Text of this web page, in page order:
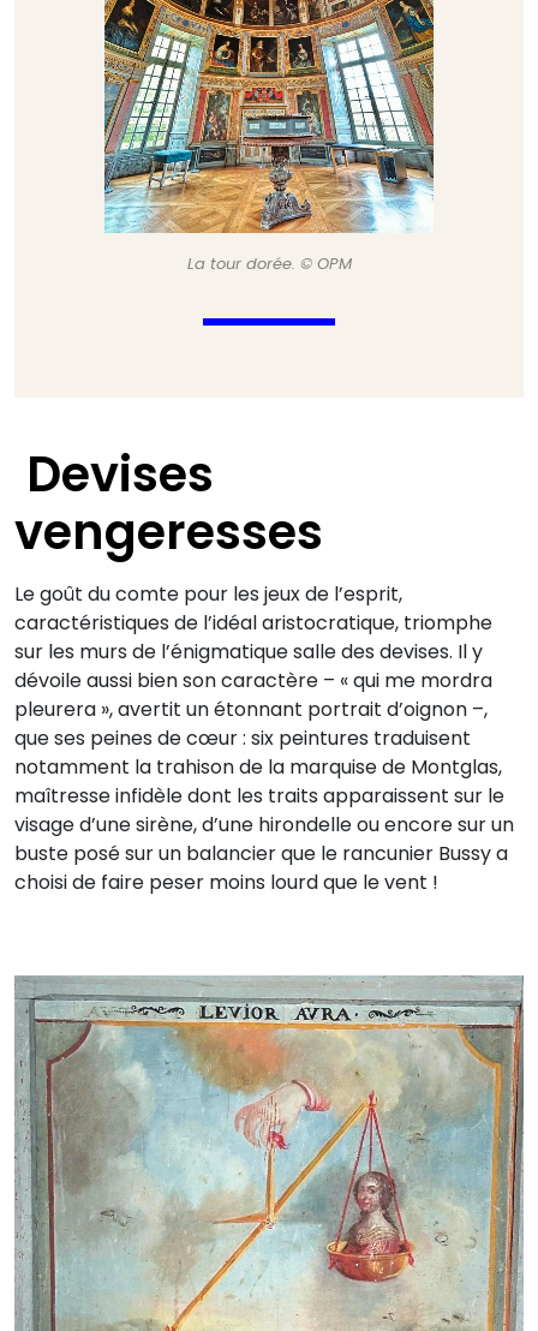
La tour dorée. © OPM
Devises
vengeresses
Le goût du comte pour les jeux de l’esprit,
caractéristiques de l’idéal aristocratique, triomphe
sur les murs de l’énigmatique salle des devises. Il y
dévoile aussi bien son caractère – « qui me mordra
pleurera », avertit un étonnant portrait d’oignon –,
que ses peines de cœur : six peintures traduisent
notamment la trahison de la marquise de Montglas,
maîtresse infidèle dont les traits apparaissent sur le
visage d’une sirène, d’une hirondelle ou encore sur un
buste posé sur un balancier que le rancunier Bussy a
choisi de faire peser moins lourd que le vent !